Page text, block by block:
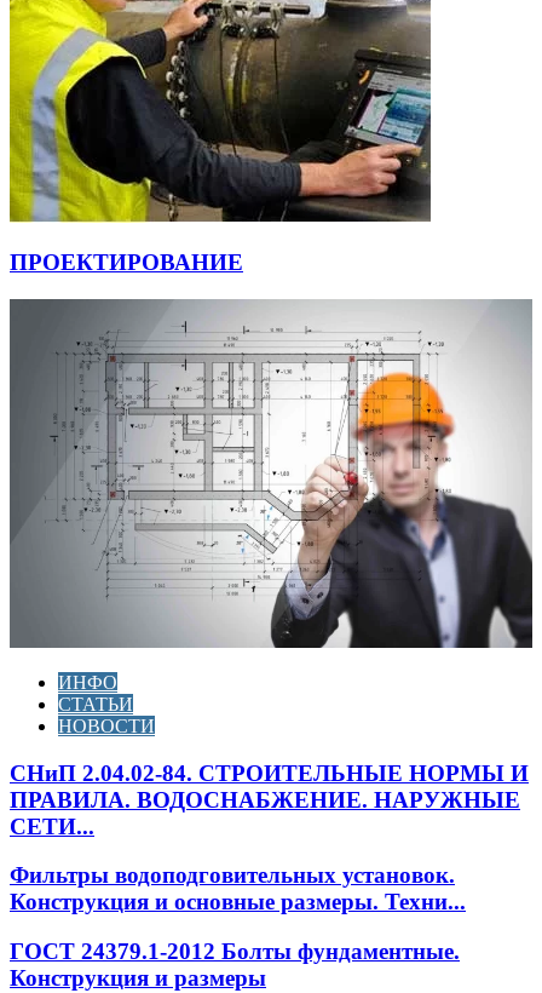
ПРОЕКТИРОВАНИЕ
ИНФО
СТАТЬИ
НОВОСТИ
СНиП 2.04.02-84. СТРОИТЕЛЬНЫЕ НОРМЫ И
ПРАВИЛА. ВОДОСНАБЖЕНИЕ. НАРУЖНЫЕ
СЕТИ...
Фильтры водоподговительных установок.
Конструкция и основные размеры. Техни...
ГОСТ 24379.1-2012 Болты фундаментные.
Конструкция и размеры